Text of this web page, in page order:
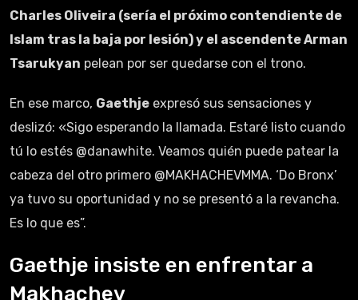
Charles Oliveira (sería el próximo contendiente de
Islam tras la baja por lesión) y el ascendenteArman
Tsarukyan pelean por ser quedarse con el trono.
En ese marco, Gaethje expresó sus sensaciones y
deslizó: «Sigo esperando la llamada. Estaré listo cuando
tú lo estés @danawhite. Veamos quién puede patear la
cabeza del otro primero @MAKHACHEVMMA. ‘Do Bronx’
ya tuvo su oportunidad y no se presentó a la revancha.
Es lo que es”.
Gaethje insiste en enfrentar a
Makhachev